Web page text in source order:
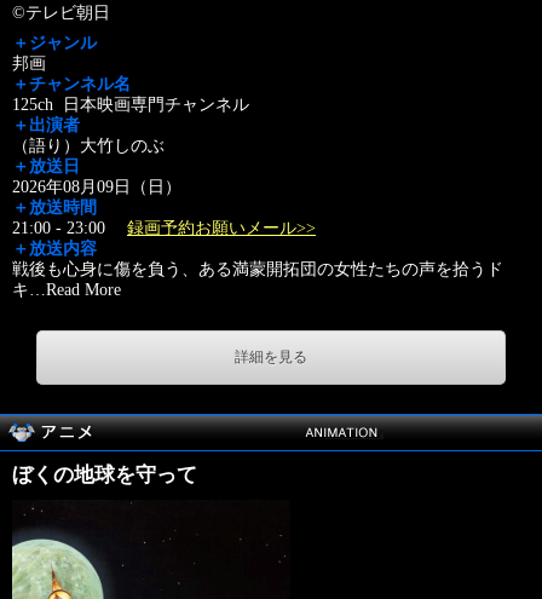
©テレビ朝日
＋ジャンル
邦画
＋チャンネル名
125ch 日本映画専門チャンネル
＋出演者
（語り）大竹しのぶ
＋放送日
2026年08月09日（日）
＋放送時間
21:00 - 23:00 録画予約お願いメール>>
＋放送内容
戦後も心身に傷を負う、ある満蒙開拓団の女性たちの声を拾うド
キ…Read More
詳細を見る
ぼくの地球を守って